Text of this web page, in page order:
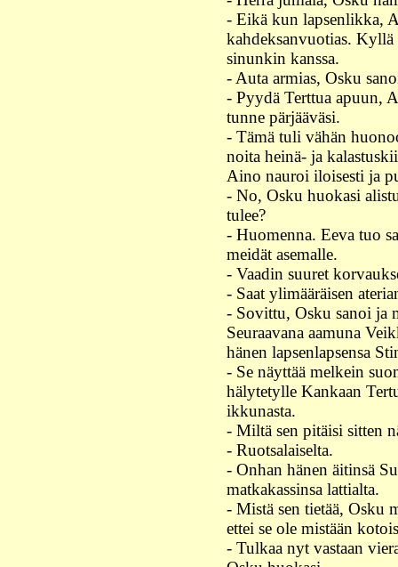
- Eikä kun lapsenlikka,
kahdeksanvuotias.
sinunkin kanssa.
- Auta armias, Osku
- Pyydä Terttua apuun,
tunne pärjääväsi.
- Tämä tuli vähän
noita heinä- ja
Aino nauroi iloisesti ja
- No, Osku huokasi
tulee?
- Huomenna. Eeva tuo
meidät asemalle.
- Vaadin suuret
- Saat ylimääräisen
- Sovittu, Osku sanoi ja
Seuraavana aamuna
hänen lapsenlapsensa
- Se näyttää melkein
hälytetylle Kankaan
ikkunasta.
- Miltä sen pitäisi sitten
- Ruotsalaiselta.
- Onhan hänen äitinsä
matkakassinsa lattialta.
- Mistä sen tietää, Osku
ettei se ole mistään
- Tulkaa nyt vastaan